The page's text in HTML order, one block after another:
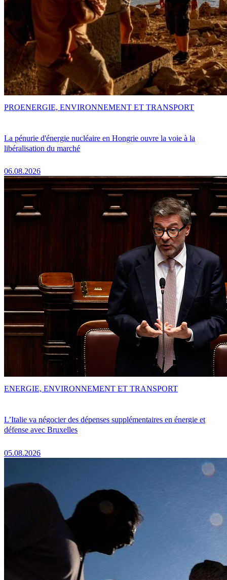
La pénurie d'énergie nucléaire en Hongrie ouvre la voie à la
libéralisation du marché
06.08.2026
PROENERGIE, ENVIRONNEMENT ET TRANSPORT
L’Italie va négocier des dépenses supplémentaires en énergie et
défense avec Bruxelles
05.08.2026
ENERGIE, ENVIRONNEMENT ET TRANSPORT